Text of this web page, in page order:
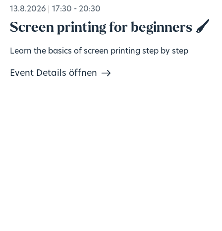
13.8.2026 17:30 - 20:30
Screen printing for beginners 🖌️
Learn the basics of screen printing step by step
Event Details öffnen